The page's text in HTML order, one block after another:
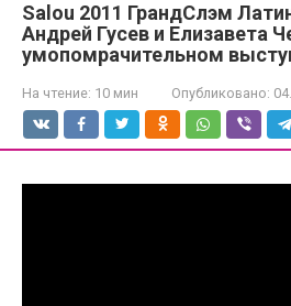
Salou 2011 ГрандСлэм
Андрей Гусев и Елизавета
умопомрачительном
На чтение: 10 мин Опубликовано: